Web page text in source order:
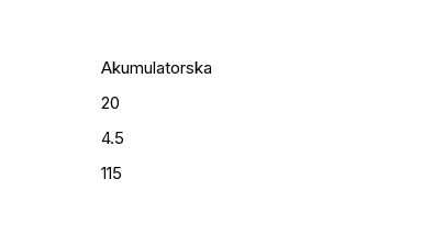
Akumulatorska
20
4.5
115